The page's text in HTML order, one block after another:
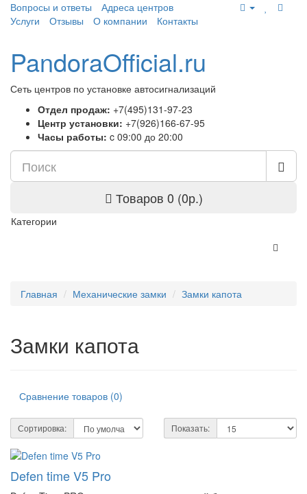
Вопросы и ответы
Адреса центров
Услуги
Отзывы О компании Контакты
PandoraOfficial.ru
Сеть центров по установке автосигнализаций
Отдел продаж: +7(495)131-97-23
Центр установки: +7(926)166-67-95
Часы работы: c 09:00 до 20:00
Товаров 0 (0р.)
Категории
Главная Механические замки Замки капота
Замки капота
Сравнение товаров (0)
Сортировка: Показать:
Defen time V5 Pro